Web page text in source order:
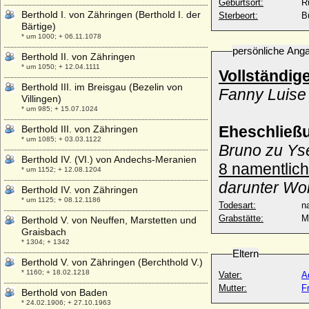
Geburtsort:
Sterbeort:
persönliche
Fanny
Bruno zu
8
darunter
Todesart:
Grabstätte:
Eltern
Vater:
Mutter:
Berthold I. von Zähringen (Berthold I. der
Bärtige)
* um 1000; + 06.11.1078
Berthold II. von Zähringen
* um 1050; + 12.04.1111
Berthold III. im Breisgau (Bezelin von
Villingen)
* um 985; + 15.07.1024
Berthold III. von Zähringen
* um 1085; + 03.03.1122
Berthold IV. (VI.) von Andechs-Meranien
* um 1152; + 12.08.1204
Berthold IV. von Zähringen
* um 1125; + 08.12.1186
Berthold V. von Neuffen, Marstetten und
Graisbach
* 1304; + 1342
Berthold V. von Zähringen (Berchthold V.)
* 1160; + 18.02.1218
Berthold von Baden
* 24.02.1906; + 27.10.1963